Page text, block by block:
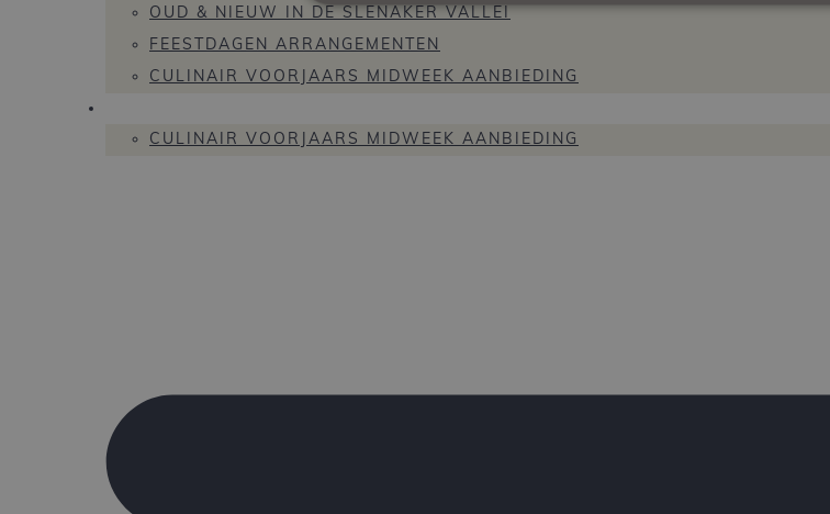
OUD & NIEUW IN DE SLENAKER VALLEI
FEESTDAGEN ARRANGEMENTEN
CULINAIR VOORJAARS MIDWEEK AANBIEDING
CULINAIR VOORJAARS MIDWEEK AANBIEDING